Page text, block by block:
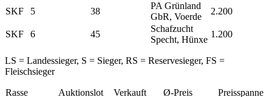
SKF 5 38
PA Grünland
GbR, Voerde
2.200
SKF 6 45
Schafzucht
Specht, Hünxe
1.200
LS = Landessieger, S = Sieger, RS = Reservesieger, FS =
Fleischsieger
Rasse Auktionslot Verkauft Ø-Preis Preisspanne